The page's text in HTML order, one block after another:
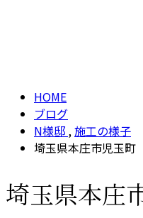
HOME
ブログ
N様邸 ,施工の様子
埼玉県本庄市児玉
埼玉県本庄